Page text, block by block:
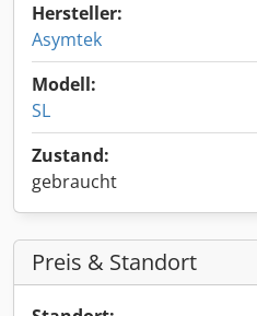
Hersteller:
Asymtek
Modell:
SL
Zustand:
gebraucht
Preis & Standort